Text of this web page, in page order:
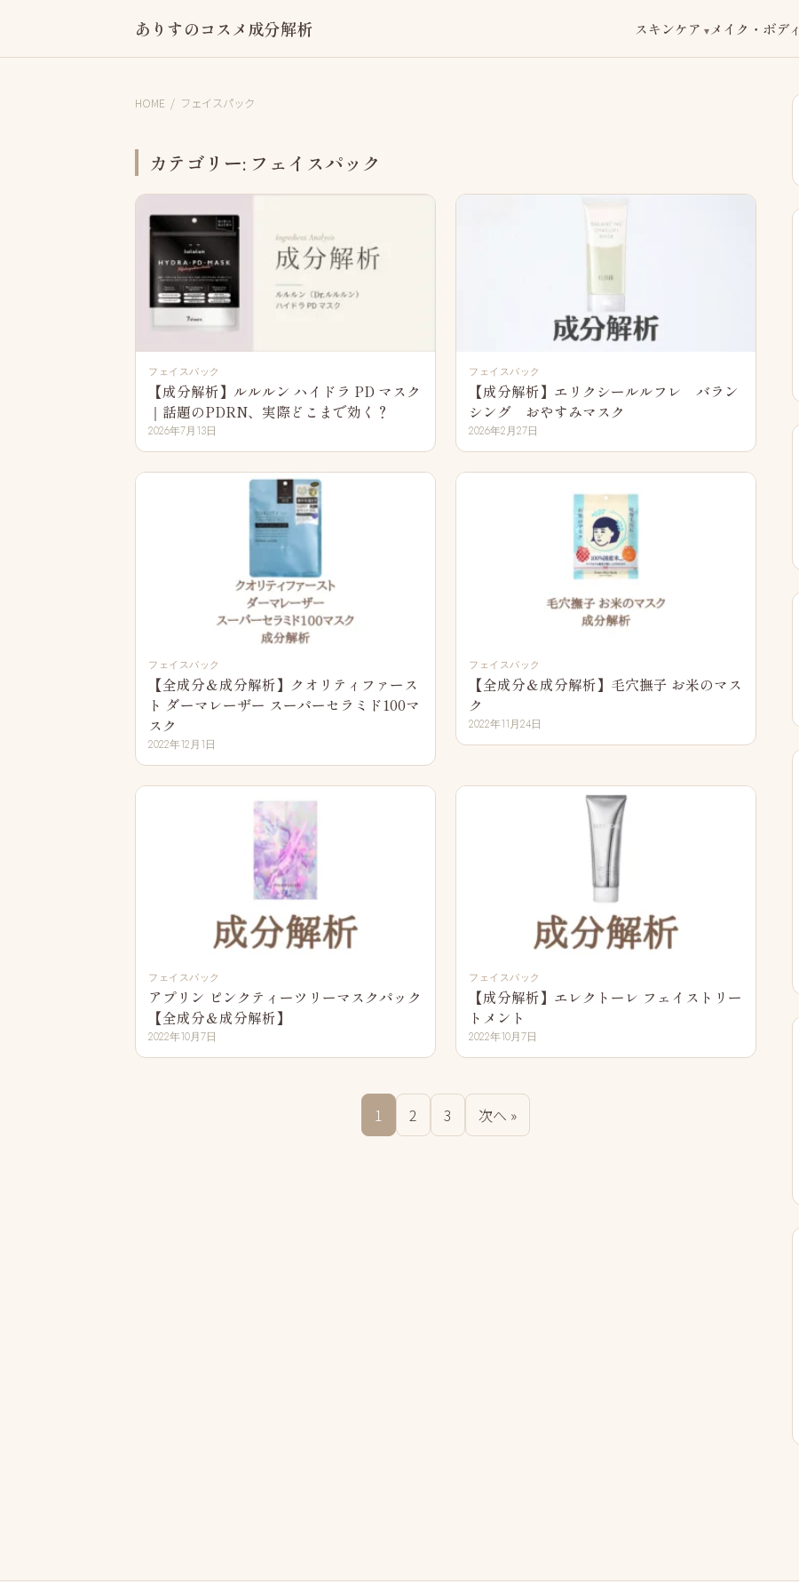
ありすのコスメ成分解析 スキンケア メイク・ボディ
HOME / フェイスパック
カテゴリー: フェイスパック
フェイスパック
【成分解析】ルルルン ハイドラ PD マスク
｜話題のPDRN、実際どこまで効く？
2026年7月13日
フェイスパック
【成分解析】エリクシールルフレ バラン
シング おやすみマスク
2026年2月27日
フェイスパック
【全成分＆成分解析】クオリティファース
ト ダーマレーザー スーパーセラミド100マ
スク
2022年12月1日
フェイスパック
【全成分＆成分解析】毛穴撫子 お米のマス
ク
2022年11月24日
フェイスパック
アプリン ピンクティーツリーマスクパック
【全成分＆成分解析】
2022年10月7日
フェイスパック
【成分解析】エレクトーレ フェイストリー
トメント
2022年10月7日
1 2 3 次へ »